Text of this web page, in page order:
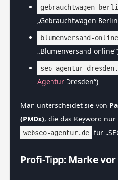
gebrauchtwagen-
„Gebrauchtwagen
blumenversand-
„Blumenversand online“)
seo-agentur-
Agentur Dresden“)
Man unterscheidet sie von
(PMDs), die das Keyword
webseo-agentur.de für
Profi-Tipp: Marke